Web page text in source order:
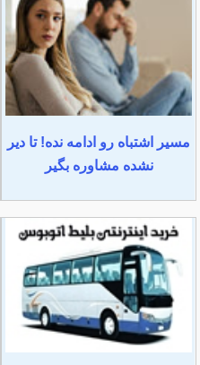
مسیر اشتباه رو ادامه نده! تا دیر
نشده مشاوره بگیر